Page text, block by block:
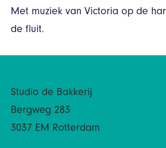
Met muziek van Victoria op de
de fluit.
Studio de Bakkerij
Bergweg 283
3037 EM Rotterdam